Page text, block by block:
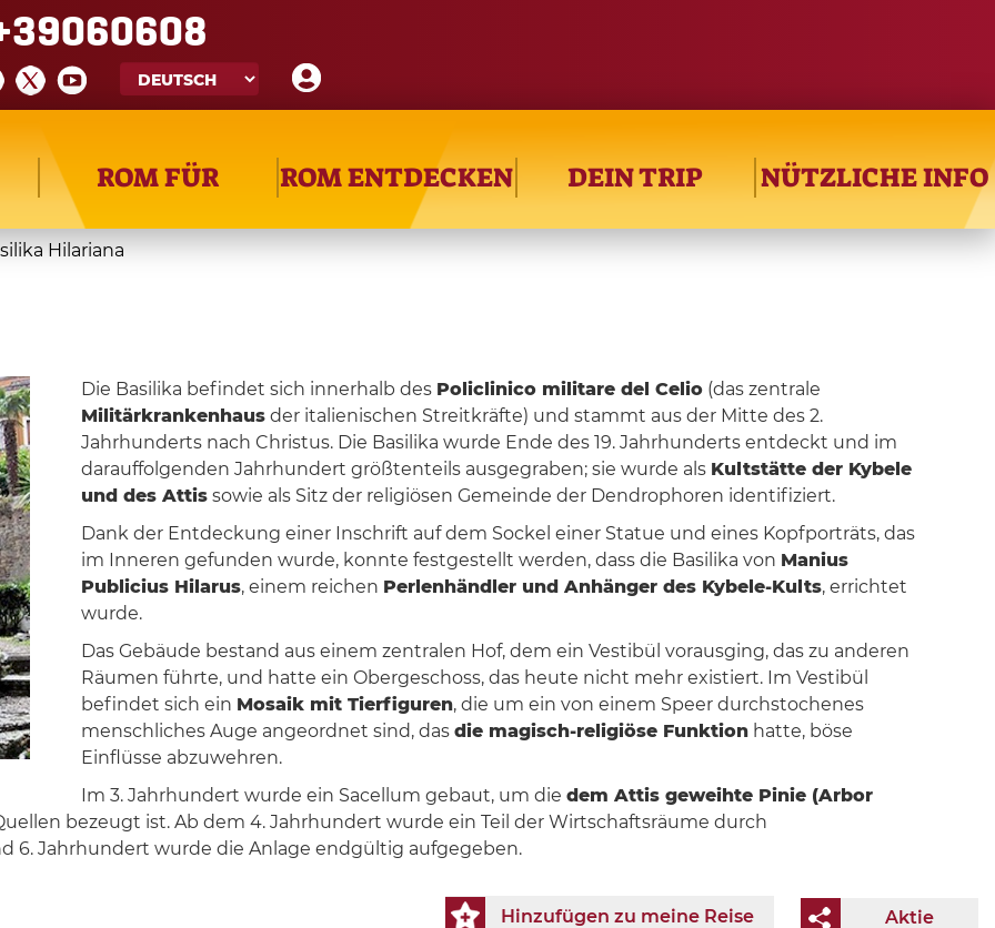
ROM FÜR ROM ENTDECKEN DEIN TRIP NÜTZLICHE INFO
Hilariana
Die Basilika befindet sich innerhalb des Policlinico militare del Celio(das zentrale
Militärkrankenhausder italienischen Streitkräfte) und stammt aus der Mitte des 2.
Jahrhunderts nach Christus. Die Basilika wurde Ende des 19. Jahrhunderts entdeckt und im
darauffolgenden Jahrhundert größtenteils ausgegraben; sie wurde als Kultstätte der Kybele
und des Attissowie als Sitz der religiösen Gemeinde der Dendrophoren identifiziert.
Dank der Entdeckung einer Inschrift auf dem Sockel einer Statue und eines Kopfporträts, das
im Inneren gefunden wurde, konnte festgestellt werden, dass die Basilika von Manius
Publicius Hilarus, einem reichen Perlenhändler und Anhänger des Kybele-Kults, errichtet
wurde.
Das Gebäude bestand aus einem zentralen Hof, dem ein Vestibül vorausging, das zu anderen
Räumen führte, und hatte ein Obergeschoss, das heute nicht mehr existiert. Im Vestibül
befindet sich ein Mosaik mit Tierfiguren, die um ein von einem Speer durchstochenes
menschliches Auge angeordnet sind, das die magisch-religiöse Funktionhatte, böse
Einflüsse abzuwehren.
Im 3. Jahrhundert wurde ein Sacellum gebaut, um die dem Attis geweihte Pinie (Arbor
bezeugt ist. Ab dem 4. Jahrhundert wurde ein Teil der Wirtschaftsräume durch
6. Jahrhundert wurde die Anlage endgültig aufgegeben.
Aktie
Hinzufügen zu meine Reise